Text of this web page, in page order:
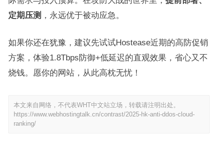
定期压测 ，永远优于被动应急。
如果你还在犹豫，建议先试试Hostease近期的高防促销
方案，体验1.8Tbps防御+低延迟的直观效果，省心又不
烧钱。愿你的网站，从此高枕无忧！
本文来自网络，不代表WHT中文站立场，转载请注明出处。
https://www.webhostingtalk.cn/contrast/2025-hk-anti-ddos-cloud-
ranking/